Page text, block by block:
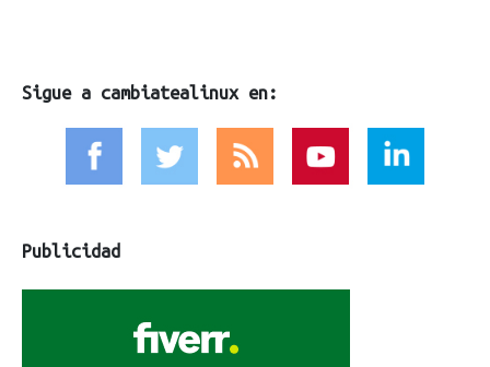
Sigue a cambiatealinux en:
Publicidad